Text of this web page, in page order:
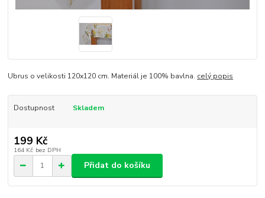
Ubrus o velikosti 120x120 cm. Materiál je 100% bavlna. celý popis
Dostupnost Skladem
199 Kč
164 Kč bez DPH
Přidat do košíku